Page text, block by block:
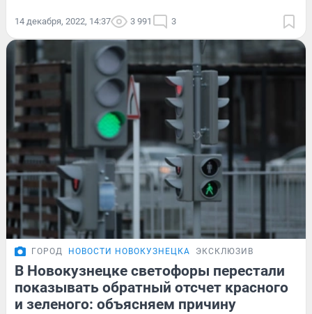
14 декабря, 2022, 14:37 3 991 3
ГОРОД НОВОСТИ НОВОКУЗНЕЦКА ЭКСКЛЮЗИВ
В Новокузнецке светофоры перестали
показывать обратный отсчет красного
и зеленого: объясняем причину